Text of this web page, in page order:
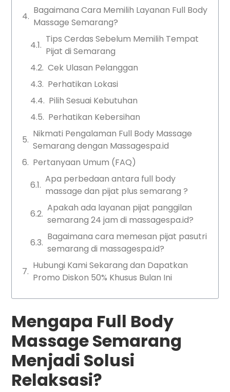
Bagaimana Cara Memilih Layanan Full Body
Massage Semarang?
Tips Cerdas Sebelum Memilih Tempat
Pijat di Semarang
Cek Ulasan Pelanggan
Perhatikan Lokasi
Pilih Sesuai Kebutuhan
Perhatikan Kebersihan
Nikmati Pengalaman Full Body Massage
Semarang dengan Massagespa.id
Pertanyaan Umum (FAQ)
Apa perbedaan antara full body
massage dan pijat plus semarang ?
Apakah ada layanan pijat panggilan
semarang 24 jam di massagespa.id?
Bagaimana cara memesan pijat pasutri
semarang di massagespa.id?
Hubungi Kami Sekarang dan Dapatkan
Promo Diskon 50% Khusus Bulan Ini
Mengapa Full Body
Massage Semarang
Menjadi Solusi
Relaksasi?